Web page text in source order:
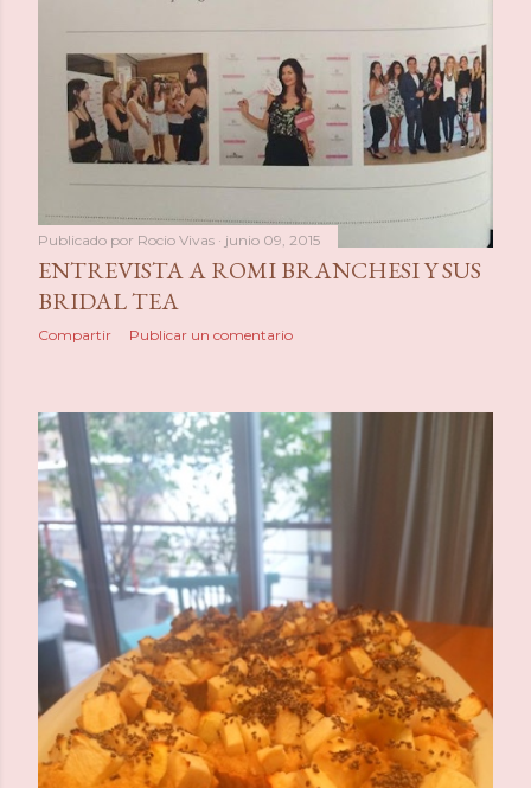
Publicado por Rocio Vivas junio 09, 2015
ENTREVISTA A ROMI BRANCHESI Y SUS
BRIDAL TEA
Compartir Publicar un comentario